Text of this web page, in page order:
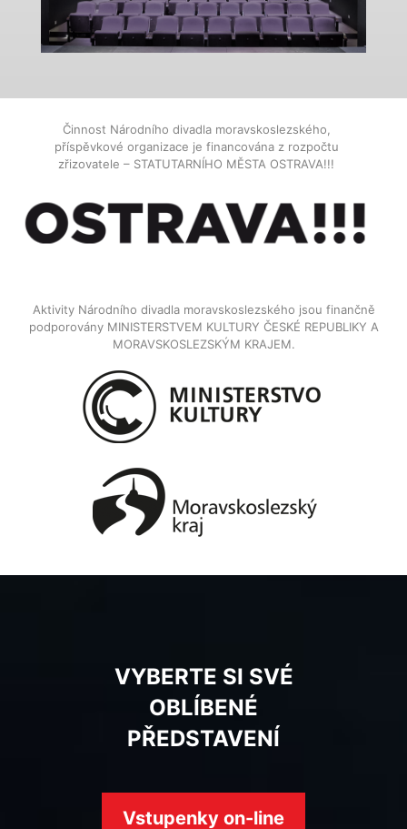
Činnost Národního divadla moravskoslezského,
příspěvkové organizace je financována z rozpočtu
zřizovatele – STATUTARNÍHO MĚSTA OSTRAVA!!!
Aktivity Národního divadla moravskoslezského jsou finančně
podporovány MINISTERSTVEM KULTURY ČESKÉ REPUBLIKY A
MORAVSKOSLEZSKÝM KRAJEM.
VYBERTE SI SVÉ
OBLÍBENÉ
PŘEDSTAVENÍ
Vstupenky on-line